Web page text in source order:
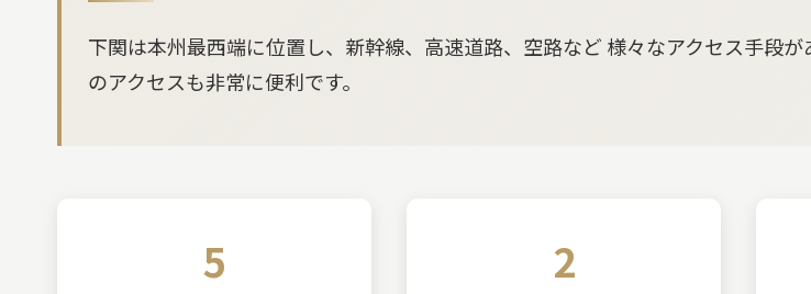
下関は本州最西端に位置し、新幹線、高速道路、空路など 様々なアクセス手段
のアクセスも非常に便利です。
5 2